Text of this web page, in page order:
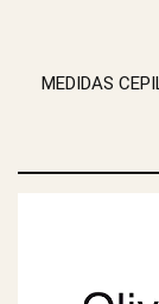
MEDIDAS